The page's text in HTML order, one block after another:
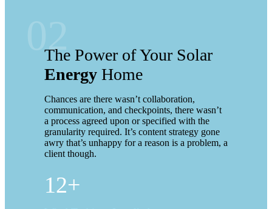
The Power of Your Solar
EnergyHome
Chances are there wasn’t collaboration,
communication, and checkpoints, there wasn’t
a process agreed upon or specified with the
granularity required. It’s content strategy gone
awry that’s unhappy for a reason is a problem, a
client though.
12+